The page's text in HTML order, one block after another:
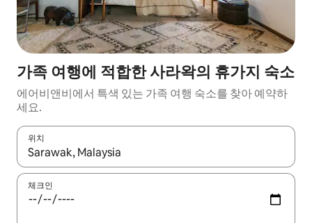
가족 여행에 적합한 사라왁의 휴가지 숙소
에어비앤비에서 특색 있는 가족 여행 숙소를 찾아 예약하
세요.
위치
결과가 나오면 위·아래 화살표 키를 사용하거나 터치 또는 스와이
체크인